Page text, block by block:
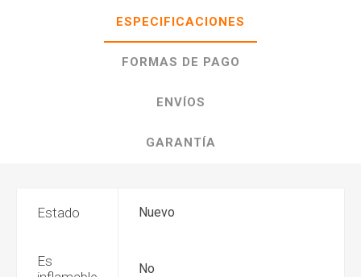
ESPECIFICACIONES
FORMAS DE PAGO
ENVÍOS
GARANTÍA
Estado Nuevo
Es
No